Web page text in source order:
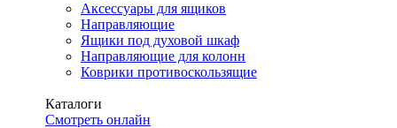
Аксессуары для ящиков
Направляющие
Ящики под духовой шкаф
Направляющие для колонн
Коврики противоскользящие
Каталоги
Смотреть онлайн